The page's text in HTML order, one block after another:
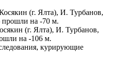
(г. Ялта), И. Турбанов,
прошли на -70 м.
(г. Ялта), И. Турбанов,
на -106 м.
курирующие